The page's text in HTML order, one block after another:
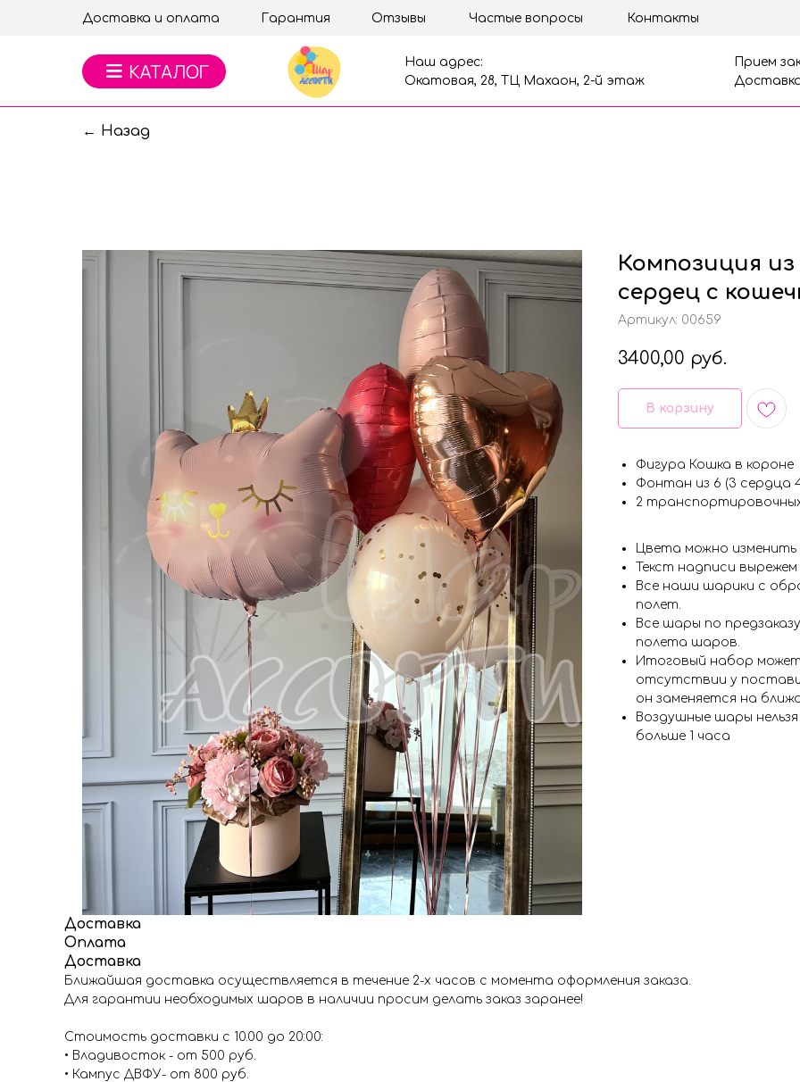
Доставка и оплата Гарантия Отзывы Частые вопросы Контакты
Прием
Наш адрес:
Окатовая, 28, ТЦ Махаон, 2-й этаж
← Назад
Композиция
сердец с
Артикул: 00659
3400,00 руб.
В корзину
Фигура Кошка в короне
Фонтан из 6 (3 сердца
2
Цвета можно изменить
Текст надписи
Все наши шарики с
полет.
Все шары по
полета шаров.
Итоговый набор
отсутствии у
он заменяется на
Воздушные шары
больше 1 часа
Доставка
Оплата
Доставка
Ближайшая доставка осуществляется в течение 2-х часов с момента оформления заказа.
Для гарантии необходимых шаров в наличии просим делать заказ заранее!
Стоимость доставки с 10.00 до 20:00:
• Владивосток - от 500 руб.
• Кампус ДВФУ- от 800 руб.